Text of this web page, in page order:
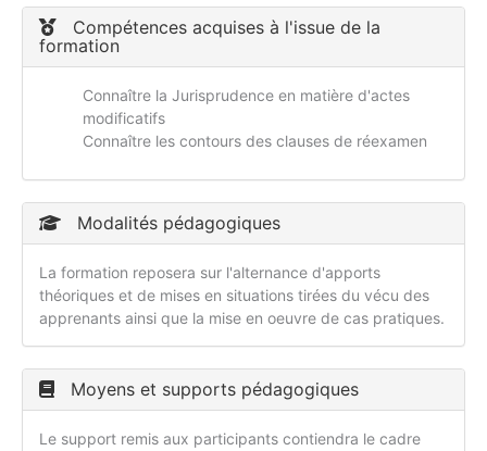
Compétences acquises à l'issue de la
formation
Connaître la Jurisprudence en matière d'actes
modificatifs
Connaître les contours des clauses de réexamen
Modalités pédagogiques
La formation reposera sur l'alternance d'apports
théoriques et de mises en situations tirées du vécu des
apprenants ainsi que la mise en oeuvre de cas pratiques.
Moyens et supports pédagogiques
Le support remis aux participants contiendra le cadre